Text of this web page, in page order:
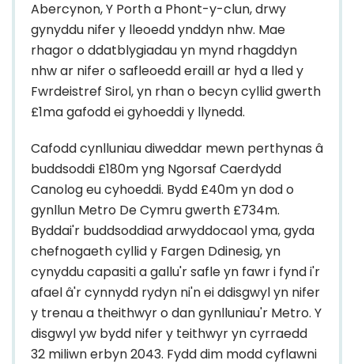
Abercynon, Y Porth a Phont-y-clun, drwy
gynyddu nifer y lleoedd ynddyn nhw. Mae
rhagor o ddatblygiadau yn mynd rhagddyn
nhw ar nifer o safleoedd eraill ar hyd a lled y
Fwrdeistref Sirol, yn rhan o becyn cyllid gwerth
£1ma gafodd ei gyhoeddi y llynedd.
Cafodd cynlluniau diweddar mewn perthynas â
buddsoddi £180m yng Ngorsaf Caerdydd
Canolog eu cyhoeddi. Bydd £40m yn dod o
gynllun Metro De Cymru gwerth £734m.
Byddai'r buddsoddiad arwyddocaol yma, gyda
chefnogaeth cyllid y Fargen Ddinesig, yn
cynyddu capasiti a gallu'r safle yn fawr i fynd i'r
afael â'r cynnydd rydyn ni'n ei ddisgwyl yn nifer
y trenau a theithwyr o dan gynlluniau'r Metro. Y
disgwyl yw bydd nifer y teithwyr yn cyrraedd
32 miliwn erbyn 2043. Fydd dim modd cyflawni